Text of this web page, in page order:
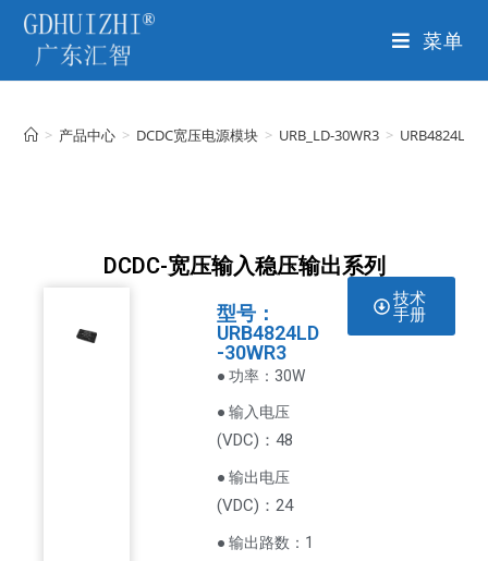
菜单
> 产品中心 > DCDC宽压电源模块 > URB_LD-30WR3 > URB4824LD-
DCDC-宽压输入稳压输出系列
型号：
URB4824LD
-30WR3
● 功率：30W
● 输入电压
(VDC)：48
● 输出电压
(VDC) ：24
● 输出路数：1
技术
手册